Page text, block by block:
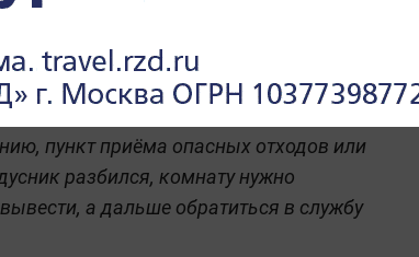
— так пары ртути только
энергосберегающую лампу нельзя
потому что она легко разобьётся уже
ход:
пункт приёма опасных отходов или
разбился, комнату нужно
а дальше обратиться в службу